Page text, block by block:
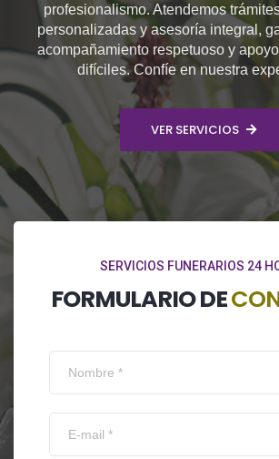
profesionalismo. Atendemos
personalizadas y asesoría integral,
acompañamiento respetuoso y
difíciles. Confíe en nuestra
VER SERVICIOS
SERVICIOS FUNERARIOS 24
FORMULARIO DE